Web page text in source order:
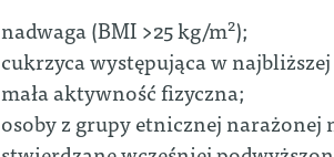
nadwaga (BMI >25 kg/m2);
cukrzyca występująca w
mała aktywność fizyczna;
osoby z grupy etnicznej